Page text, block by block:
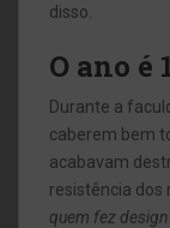
disso.
O ano é
Durante a
caberem bem
acabavam
resistência dos
quem fez